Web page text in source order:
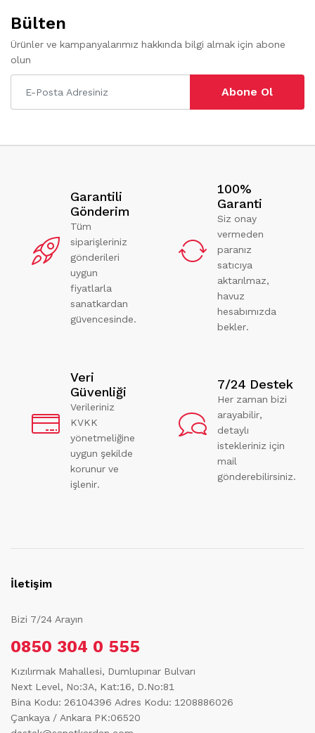
Bülten
Ürünler ve kampanyalarımız hakkında bilgi almak için abone
olun
Abone Ol
Garantili
Gönderim
Tüm
siparişleriniz
gönderileri
uygun
fiyatlarla
sanatkardan
güvencesinde.
100%
Garanti
Siz onay
vermeden
paranız
satıcıya
aktarılmaz,
havuz
hesabımızda
bekler.
Veri
Güvenliği
Verileriniz
KVKK
yönetmeliğine
uygun şekilde
korunur ve
işlenir.
7/24 Destek
Her zaman bizi
arayabilir,
detaylı
istekleriniz için
mail
gönderebilirsiniz.
İletişim
Bizi 7/24 Arayın
0850 304 0 555
Kızılırmak Mahallesi, Dumlupınar Bulvarı
Next Level, No:3A, Kat:16, D.No:81
Bina Kodu: 26104396 Adres Kodu: 1208886026
Çankaya / Ankara PK:06520